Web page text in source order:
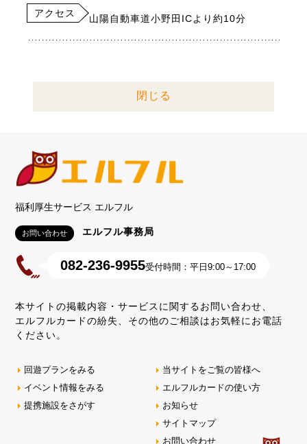
アクセス 山陽自動車道小野田ICより約10分
閉じる
福利厚生サービス エルフル
お問い合わせ エルフル事務局
082-236-9955受付時間：平日9:00～17:00
本サイトの掲載内容・サービスに関するお問い合わせ、
エルフルカードの紛失、その他のご相談はお気軽にお電話
ください。
回遊プランをみる
イベント情報をみる
提携施設をさがす
当サイトをご覧の皆様へ
エルフルカードの使い方
お知らせ
サイトマップ
お問い合わせ